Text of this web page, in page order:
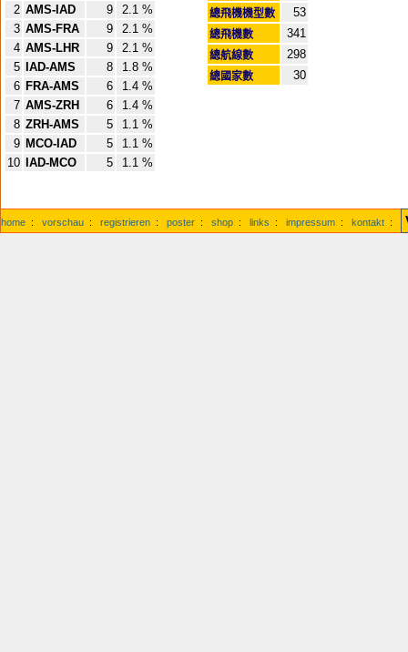
2 AMS-IAD 9
2.1 %
3 AMS-FRA 9
2.1 %
4 AMS-LHR 9
2.1 %
5
IAD-AMS 8
1.8 %
6 FRA-AMS 6
1.4 %
7 AMS-ZRH 6
1.4 %
8 ZRH-AMS 5
1.1 %
9 MCO-IAD 5
1.1 %
10
IAD-MCO 5 1.1 %
總飛機機型數 53
總飛機數 341
總航線數 298
總國家數 30
home : vorschau : registrieren : poster : shop : links : impressum : kontakt :